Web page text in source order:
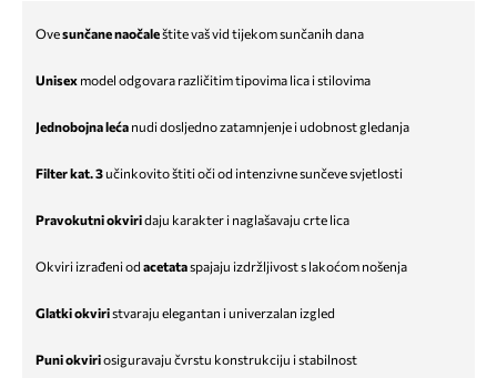
Ovesunčane naočaleštite vaš vid tijekom sunčanih dana
Unisex model odgovara različitim tipovima lica i stilovima
Jednobojna leća nudi dosljedno zatamnjenje i udobnost gledanja
Filter kat. 3učinkovito štiti oči od intenzivne sunčeve svjetlosti
Pravokutni okviridaju karakter i naglašavaju crte lica
Okviri izrađeni od acetataspajaju izdržljivost s lakoćom nošenja
Glatki okviristvaraju elegantan i univerzalan izgled
Puni okviriosiguravaju čvrstu konstrukciju i stabilnost